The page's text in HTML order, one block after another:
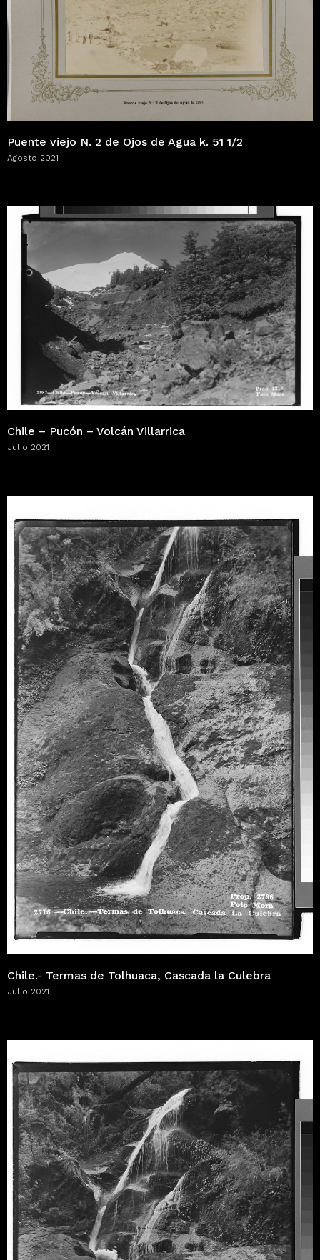
Puente viejo N. 2 de Ojos de Agua k. 51 1/2
Agosto 2021
Chile – Pucón – Volcán Villarrica
Julio 2021
Chile.- Termas de Tolhuaca, Cascada la Culebra
Julio 2021